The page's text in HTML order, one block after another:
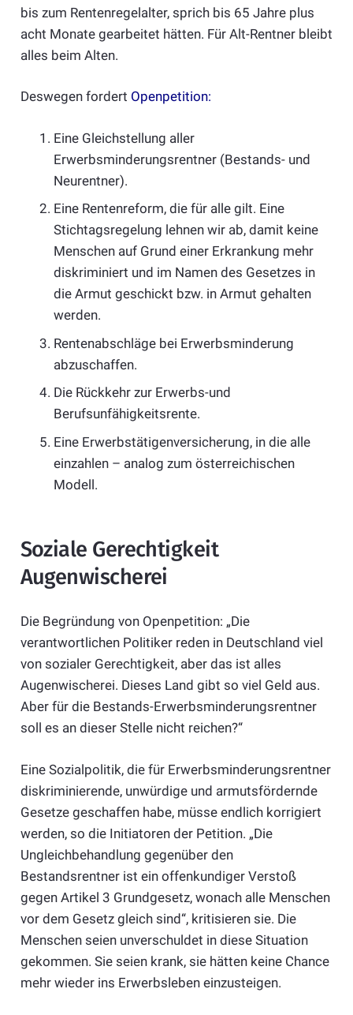
bis zum Rentenregelalter, sprich bis 65 Jahre plus
acht Monate gearbeitet hätten. Für Alt-Rentner bleibt
alles beim Alten.
Deswegen fordert Openpetition:
Eine Gleichstellung aller
Erwerbsminderungsrentner (Bestands- und
Neurentner).
Eine Rentenreform, die für alle gilt. Eine
Stichtagsregelung lehnen wir ab, damit keine
Menschen auf Grund einer Erkrankung mehr
diskriminiert und im Namen des Gesetzes in
die Armut geschickt bzw. in Armut gehalten
werden.
Rentenabschläge bei Erwerbsminderung
abzuschaffen.
Die Rückkehr zur Erwerbs-und
Berufsunfähigkeitsrente.
Eine Erwerbstätigenversicherung, in die alle
einzahlen – analog zum österreichischen
Modell.
Soziale Gerechtigkeit
Augenwischerei
Die Begründung von Openpetition: „Die
verantwortlichen Politiker reden in Deutschland viel
von sozialer Gerechtigkeit, aber das ist alles
Augenwischerei. Dieses Land gibt so viel Geld aus.
Aber für die Bestands-Erwerbsminderungsrentner
soll es an dieser Stelle nicht reichen?“
Eine Sozialpolitik, die für Erwerbsminderungsrentner
diskriminierende, unwürdige und armutsfördernde
Gesetze geschaffen habe, müsse endlich korrigiert
werden, so die Initiatoren der Petition. „Die
Ungleichbehandlung gegenüber den
Bestandsrentner ist ein offenkundiger Verstoß
gegen Artikel 3 Grundgesetz, wonach alle Menschen
vor dem Gesetz gleich sind“, kritisieren sie. Die
Menschen seien unverschuldet in diese Situation
gekommen. Sie seien krank, sie hätten keine Chance
mehr wieder ins Erwerbsleben einzusteigen.